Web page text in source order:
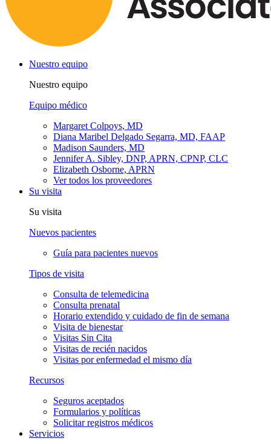
Nuestro equipo
Nuestro equipo
Equipo médico
Margaret Colpoys, MD
Diana Maribel Delgado Segarra, MD, FAAP
Madison Saunders, MD
Jennifer A. Sibley, DNP, APRN, CPNP, CLC
Elizabeth Osborne, APRN
Ver todos los proveedores
Su visita
Su visita
Nuevos pacientes
Guía para pacientes nuevos
Tipos de visita
Consulta de telemedicina
Consulta prenatal
Horario extendido y cuidado de fin de semana
Visita de bienestar
Visitas Sin Cita
Visitas de recién nacidos
Visitas por enfermedad el mismo día
Recursos
Seguros aceptados
Formularios y políticas
Solicitar registros médicos
Servicios